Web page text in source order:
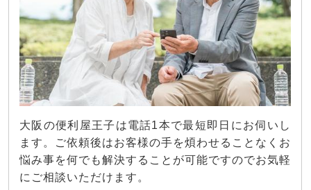
大阪の便利屋王子は電話1本で最短即日にお伺いし
ます。ご依頼後はお客様の手を煩わせることなくお
悩み事を何でも解決することが可能ですのでお気軽
にご相談いただけます。